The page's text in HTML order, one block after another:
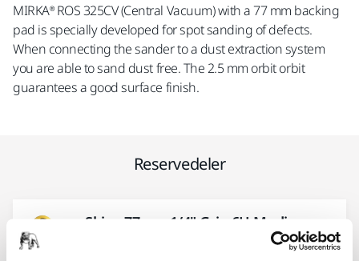
MIRKA® ROS 325CV (Central Vacuum) with a 77 mm backing
pad is specially developed for spot sanding of defects.
When connecting the sander to a dust extraction system
you are able to sand dust free. The 2.5 mm orbit orbit
guarantees a good surface finish.
Reservedeler
Skive 77mm 1/4" Grip 6H Medium